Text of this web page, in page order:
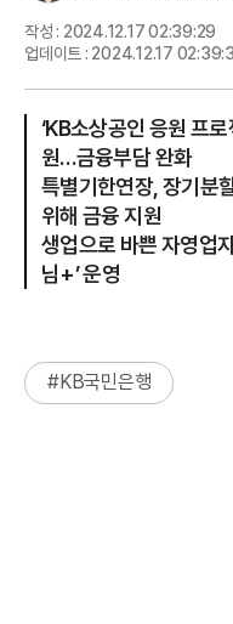
작성 : 2024.12.17 02:39:29
업데이트 : 2024.12.17
‘KB소상공인 응원 프
원…금융부담 완화
특별기한연장, 장기분
위해 금융 지원
생업으로 바쁜 자영업
님+’ 운영
#KB국민은행